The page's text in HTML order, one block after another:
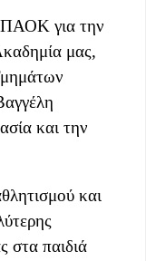
ΠΑΟΚ για την
μας,
και την
και
στα παιδιά